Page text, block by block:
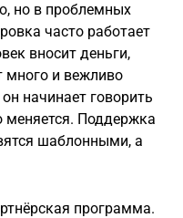
но в проблемных
часто работает
вносит деньги,
много и вежливо
начинает говорить
меняется. Поддержка
шаблонными, а
программа.